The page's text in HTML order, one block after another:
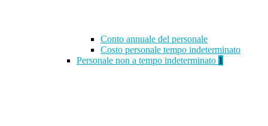
Conto annuale del personale
Costo personale tempo indeterminato
Personale non a tempo indeterminato 1